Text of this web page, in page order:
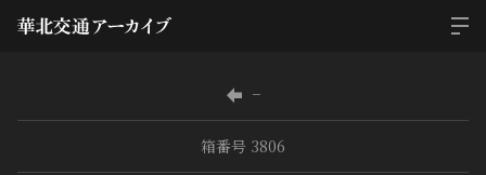
−
箱番号 3806